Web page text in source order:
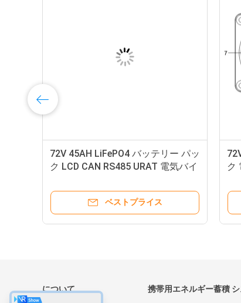
モーター三輪車の深い円のための
60V 30AH Lifepo4電池のパックを
ベストプライス
電
について 携帯用エネルギー蓄積